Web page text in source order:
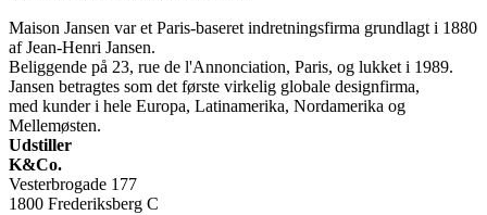
Maison Jansen var et Paris-baseret indretningsfirma grundlagt i 1880
af Jean-Henri Jansen.
Beliggende på 23, rue de l'Annonciation, Paris, og lukket i 1989.
Jansen betragtes som det første virkelig globale designfirma,
med kunder i hele Europa, Latinamerika, Nordamerika og
Mellemøsten.
Udstiller
K&Co.
Vesterbrogade 177
1800 Frederiksberg C